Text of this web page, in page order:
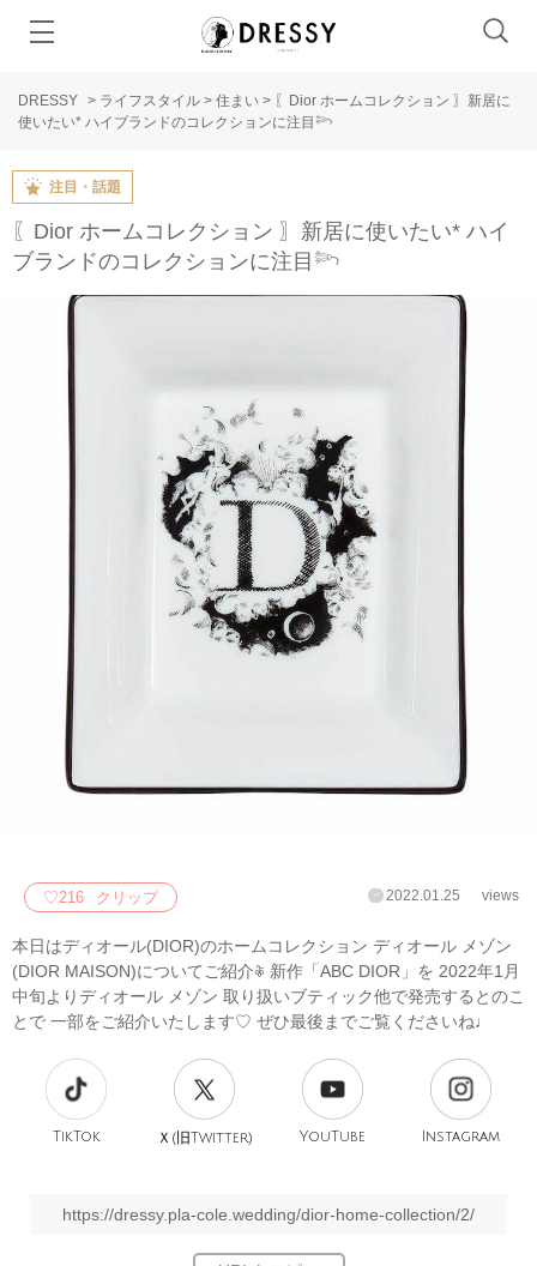
DRESSY > ライフスタイル > 住まい > 〖Dior ホームコレクション 〗新居に
使いたい* ハイブランドのコレクションに注目𓆸
注目・話題
〖Dior ホームコレクション 〗新居に使いたい* ハイ
ブランドのコレクションに注目𓆸
♡216 クリップ 2022.01.25 views
本日はディオール(DIOR)のホームコレクション ディオール メゾン
(DIOR MAISON)についてご紹介𖦞 新作「ABC DIOR」を 2022年1月
中旬よりディオール メゾン 取り扱いブティック他で発売するとのこ
とで 一部をご紹介いたします♡ ぜひ最後までご覧くださいね♩
TikTok Ｘ(旧Twitter) YouTube Instagram
https://dressy.pla-cole.wedding/dior-home-collection/2/